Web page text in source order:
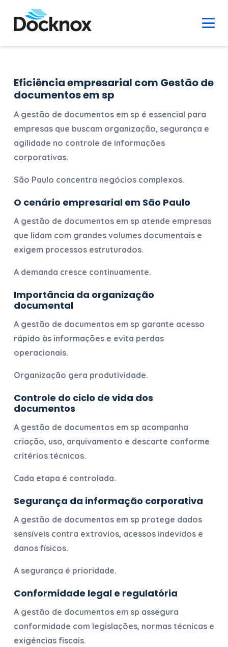
Eficiência empresarial com Gestão de
documentos em sp
A gestão de documentos em sp é essencial para
empresas que buscam organização, segurança e
agilidade no controle de informações
corporativas.
São Paulo concentra negócios complexos.
O cenário empresarial em São Paulo
A gestão de documentos em sp atende empresas
que lidam com grandes volumes documentais e
exigem processos estruturados.
A demanda cresce continuamente.
Importância da organização
documental
A gestão de documentos em sp garante acesso
rápido às informações e evita perdas
operacionais.
Organização gera produtividade.
Controle do ciclo de vida dos
documentos
A gestão de documentos em sp acompanha
criação, uso, arquivamento e descarte conforme
critérios técnicos.
Cada etapa é controlada.
Segurança da informação corporativa
A gestão de documentos em sp protege dados
sensíveis contra extravios, acessos indevidos e
danos físicos.
A segurança é prioridade.
Conformidade legal e regulatória
A gestão de documentos em sp assegura
conformidade com legislações, normas técnicas e
exigências fiscais.